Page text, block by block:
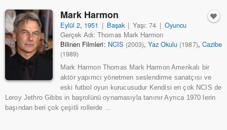
Mark Harmon
Eylül 2, 1951 | Başak | Yaşı: 74 | Oyuncu
Gerçek Adı: Thomas Mark Harmon
Bilinen Filmleri: NCIS (2003),Yaz Okulu (1987), Cazibe
(1989)
Mark Harmon Thomas Mark Harmon Amerikalı bir
aktör yapımcı yönetmen seslendirme sanatçısı ve
eski futbol oyun kurucusudur Kendisi en çok NCIS de
Leroy Jethro Gibbs in başrolünü oynamasıyla tanınır Ayrıca 1970 lerin
başından beri çok çeşitli rollerde ...